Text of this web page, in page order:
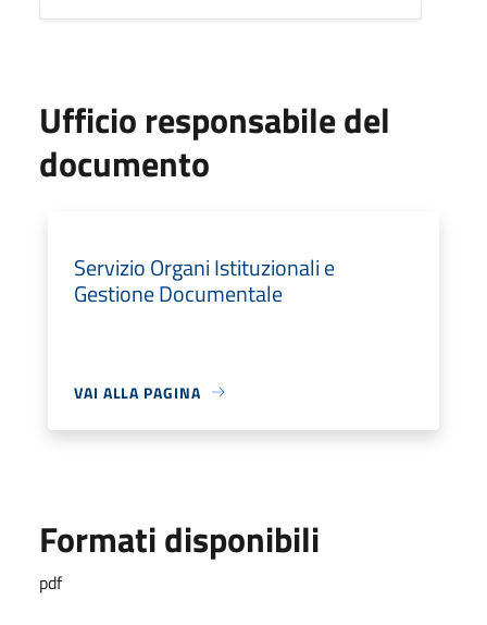
Ufficio responsabile del
documento
Servizio Organi Istituzionali e
Gestione Documentale
VAI ALLA PAGINA
Formati disponibili
pdf